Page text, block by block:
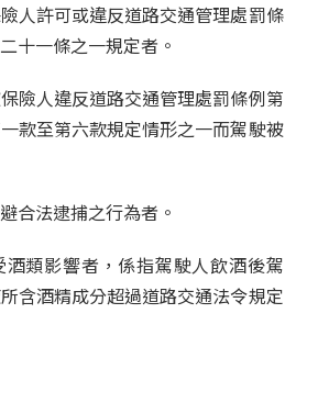
人許可或違反道路交通管理處罰條
十一條之一規定者。
險人違反道路交通管理處罰條例第
款至第六款規定情形之一而駕駛被
合法逮捕之行為者。
類影響者，係指駕駛人飲酒後駕
含酒精成分超過道路交通法令規定